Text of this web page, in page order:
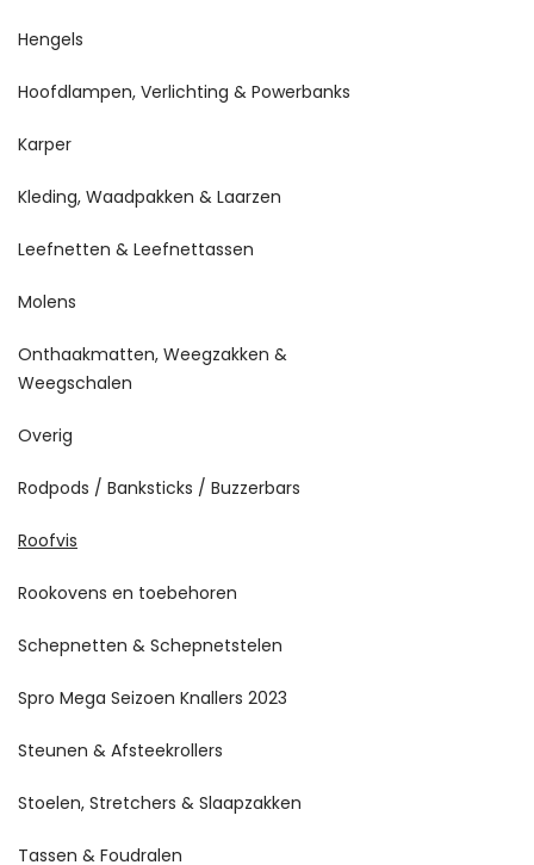
Hengels
Hoofdlampen, Verlichting & Powerbanks
Karper
Kleding, Waadpakken & Laarzen
Leefnetten & Leefnettassen
Molens
Onthaakmatten, Weegzakken &
Weegschalen
Overig
Rodpods / Banksticks / Buzzerbars
Roofvis
Rookovens en toebehoren
Schepnetten & Schepnetstelen
Spro Mega Seizoen Knallers 2023
Steunen & Afsteekrollers
Stoelen, Stretchers & Slaapzakken
Tassen & Foudralen